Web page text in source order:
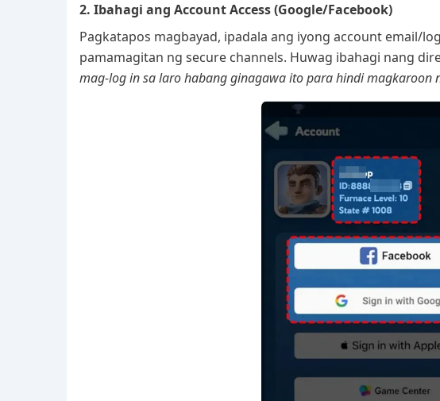
2. Ibahagi ang Account Access (Google/Facebook)
Pagkatapos magbayad, ipadala ang iyong account email/
pamamagitan ng secure channels. Huwag ibahagi nang
mag-log in sa laro habang ginagawa ito para hindi magkaroon